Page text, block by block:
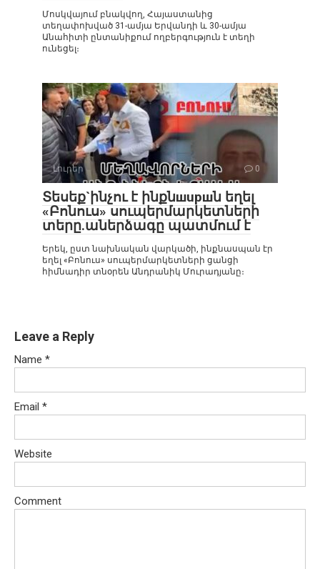
Մոսկվայում բնակվող, Հայաստանից
տեղափոխված 31-ամյա Երվանդի և 30-ամյա
Անահիտի ընտանիքում ողբերգություն է տեղի
ունեցել։
Լուրեր 0
Տեսեք`ինչու է ինքնшupшն եղել
«Բոնուս» սուպերմարկետների
տերը.աներձագը պատմում է
Երեկ, ըստ նախնական վարկածի, ինքնասպան էր
եղել «Բոնուս» սուպերմարկետների ցանցի
հիմնադիր տնօրեն Անդրանիկ Մուրադյանը։
Leave a Reply
Name *
Email *
Website
Comment